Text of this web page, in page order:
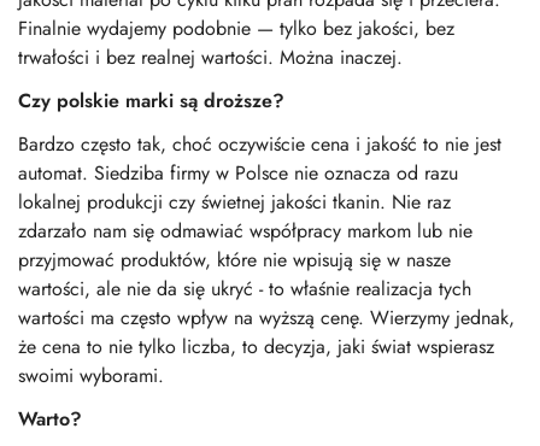
Finalnie wydajemy podobnie — tylko bez jakości, bez
trwałości i bez realnej wartości. Można inaczej.
Czy polskie marki są droższe?
Bardzo często tak, choć oczywiście cena i jakość to nie jest
automat. Siedziba firmy w Polsce nie oznacza od razu
lokalnej produkcji czy świetnej jakości tkanin. Nie raz
zdarzało nam się odmawiać współpracy markom lub nie
przyjmować produktów, które nie wpisują się w nasze
wartości, ale nie da się ukryć - to właśnie realizacja tych
wartości ma często wpływ na wyższą cenę. Wierzymy jednak,
że cena to nie tylko liczba, to decyzja, jaki świat wspierasz
swoimi wyborami.
Warto?